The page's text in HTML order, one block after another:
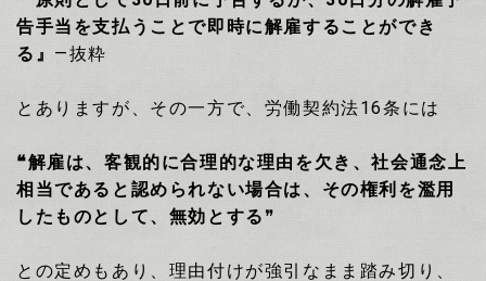
告手当を支払うことで即時に解雇することができ
る』 ―抜粋
とありますが、その一方で、 労働契約法16条には
❝解雇は、客観的に合理的な理由を欠き、社会通念上
相当であると認められない場合は、その権利を濫用
したものとして、無効とする ❞
との定めもあり、理由付けが強引なまま踏み切り、